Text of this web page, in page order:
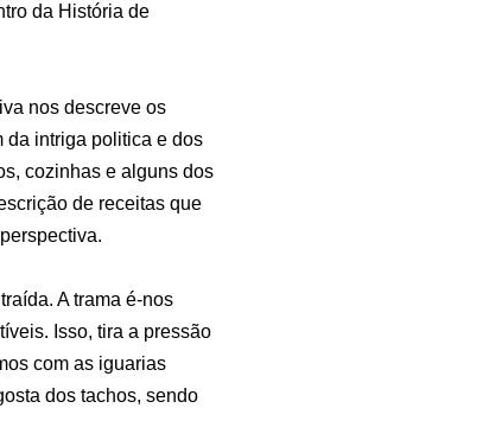
da História de
nos descreve os
da intriga politica e dos
cozinhas e alguns dos
de receitas que
A trama é-nos
Isso, tira a pressão
com as iguarias
dos tachos, sendo